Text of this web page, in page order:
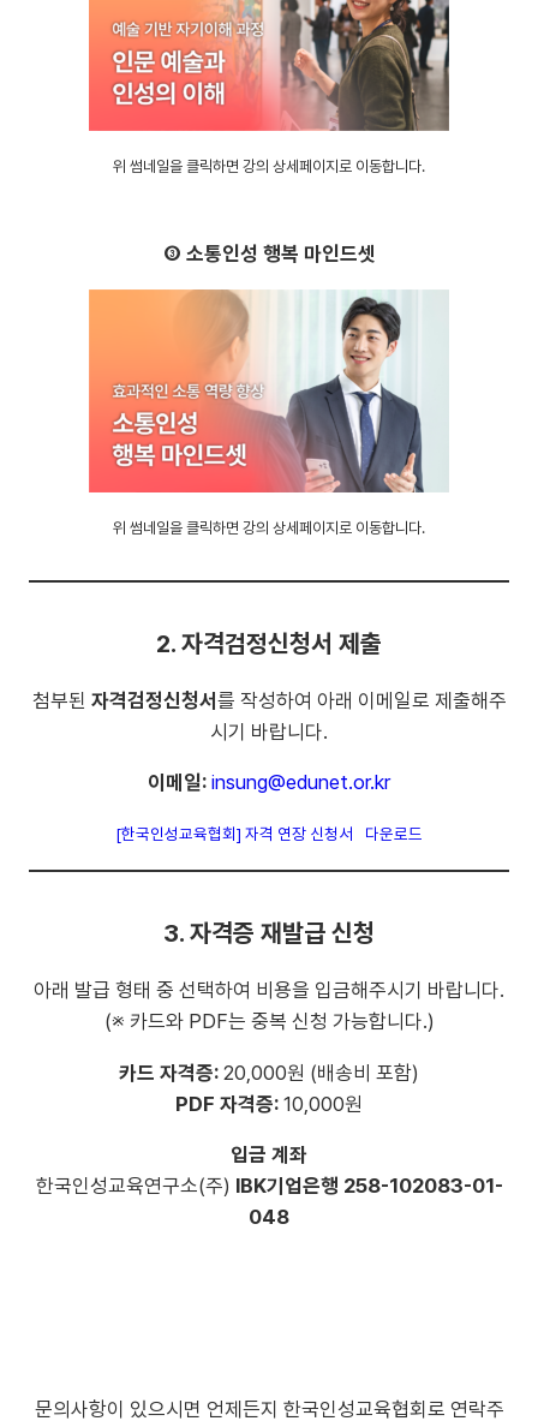
위 썸네일을 클릭하면 강의 상세페이지로 이동합니다.
③ 소통인성 행복 마인드셋
위 썸네일을 클릭하면 강의 상세페이지로 이동합니다.
2. 자격검정신청서 제출
첨부된 자격검정신청서를 작성하여 아래 이메일로 제출해주
시기 바랍니다.
이메일: insung@edunet.or.kr
[한국인성교육협회] 자격 연장 신청서 다운로드
3. 자격증 재발급 신청
아래 발급 형태 중 선택하여 비용을 입금해주시기 바랍니다.
(※ 카드와 PDF는 중복 신청 가능합니다.)
카드 자격증: 20,000원 (배송비 포함)
PDF 자격증: 10,000원
입금 계좌
한국인성교육연구소(주) IBK기업은행 258-102083-01-
048
문의사항이 있으시면 언제든지 한국인성교육협회로 연락주